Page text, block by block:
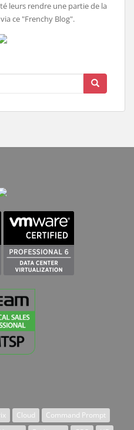
leurs rendre une partie de la
ce "Frenchy Blog".
Cloud
Command Prompt